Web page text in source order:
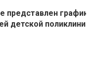
представлен график
детской